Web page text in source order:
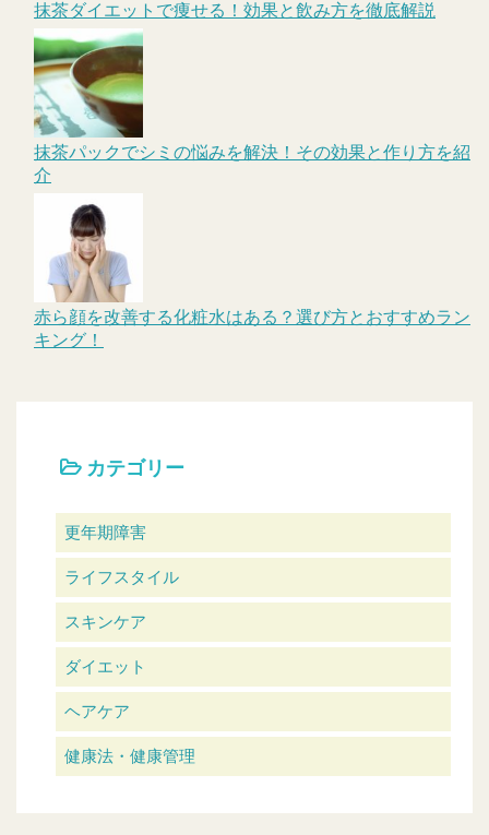
抹茶ダイエットで痩せる！効果と飲み方を徹底解説
抹茶パックでシミの悩みを解決！その効果と作り方を紹
介
赤ら顔を改善する化粧水はある？選び方とおすすめラン
キング！
カテゴリー
更年期障害
ライフスタイル
スキンケア
ダイエット
ヘアケア
健康法・健康管理